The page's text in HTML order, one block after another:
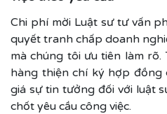
Chi phí mời Luật sư tư vấn
quyết tranh chấp doanh
mà chúng tôi ưu tiên làm rõ.
hàng thiện chí ký hợp đồng
giá sự tin tưởng đối với luật
chốt yêu cầu công việc.